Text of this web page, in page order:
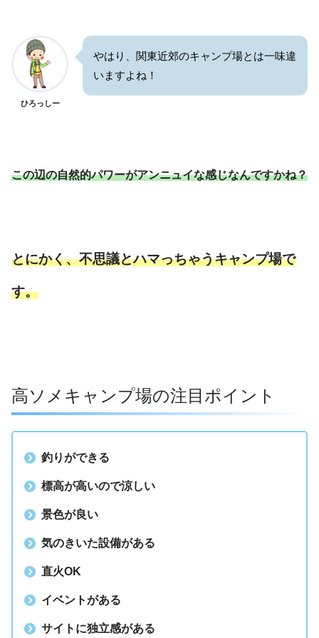
ひろっしー
やはり、関東近郊のキャンプ場とは一味違
いますよね！
この辺の自然的パワーがアンニュイな感じなんですかね？
とにかく、不思議とハマっちゃうキャンプ場で
す。
高ソメキャンプ場の注目ポイント
釣りができる
標高が高いので涼しい
景色が良い
気のきいた設備がある
直火OK
イベントがある
サイトに独立感がある